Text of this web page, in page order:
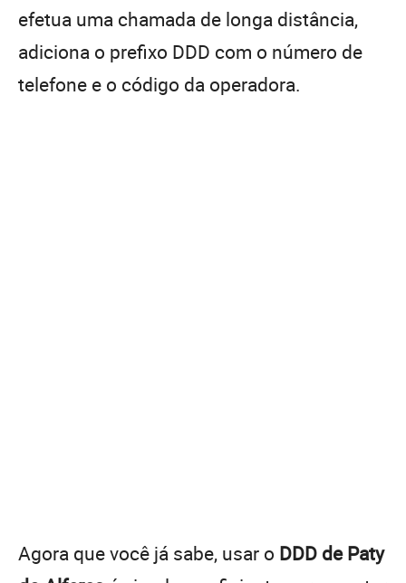
efetua uma chamada de longa distância,
adiciona o prefixo DDD com o número de
telefone e o código da operadora.
Agora que você já sabe, usar o DDD de Paty